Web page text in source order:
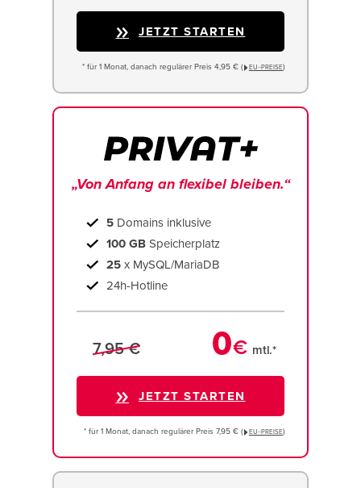
JETZT STARTEN
* für 1 Monat, danach regulärer Preis 4,95 € ( EU−PREISE)
„Von Anfang an flexibel bleiben.“
5 Domains inklusive
100 GB Speicherplatz
25 x MySQL/MariaDB
24h-Hotline
7,95 € 0€ mtl.*
JETZT STARTEN
* für 1 Monat, danach regulärer Preis 7,95 € ( EU−PREISE)